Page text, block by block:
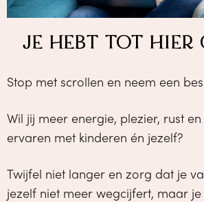
JE HEBT TOT HIER
Stop met scrollen en neem een
Wil jij meer energie, plezier, rust
ervaren met kinderen én jezelf?
Twijfel niet langer en zorg dat je
jezelf niet meer wegcijfert, maar